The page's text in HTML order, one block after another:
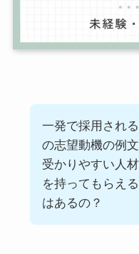
一発で採用され
の志望動機の例文
受かりやすい人
を持ってもらえ
はあるの？